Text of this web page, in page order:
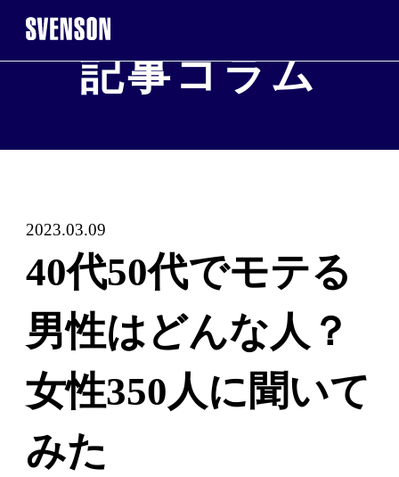
まずは無料相談を。お気軽にご来店くだ
※お電話で髪に関するご相談やご予約も可能です
0120-17-7109
2回目以降のご来店について
ご契約者
WEB予約
記事コラム
2023.03.09
40代50代でモテる
男性はどんな人？
女性350人に聞いて
みた